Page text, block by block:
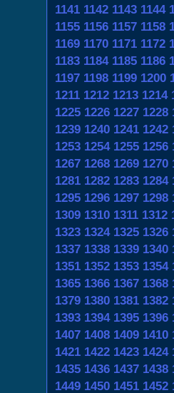
1141 1142 1143 1144
1155 1156 1157 1158
1169 1170 1171 1172
1183 1184 1185 1186
1197 1198 1199 1200
1211 1212 1213 1214
1225 1226 1227 1228
1239 1240 1241 1242
1253 1254 1255 1256
1267 1268 1269 1270
1281 1282 1283 1284
1295 1296 1297 1298
1309 1310 1311 1312
1323 1324 1325 1326
1337 1338 1339 1340
1351 1352 1353 1354
1365 1366 1367 1368
1379 1380 1381 1382
1393 1394 1395 1396
1407 1408 1409 1410
1421 1422 1423 1424
1435 1436 1437 1438
1449 1450 1451 1452